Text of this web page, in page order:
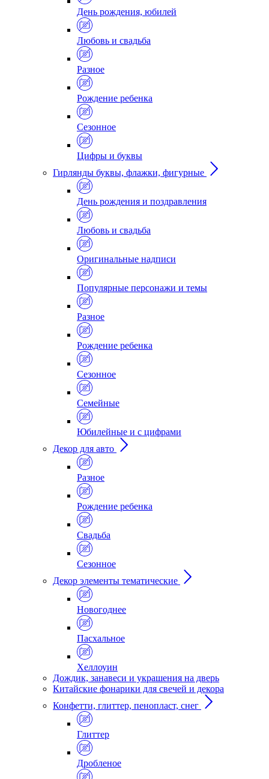
День рождения, юбилей
Любовь и свадьба
Разное
Рождение ребенка
Сезонное
Цифры и буквы
Гирлянды буквы, флажки, фигурные
День рождения и поздравления
Любовь и свадьба
Оригинальные надписи
Популярные персонажи и темы
Разное
Рождение ребенка
Сезонное
Семейные
Юбилейные и с цифрами
Декор для авто
Разное
Рождение ребенка
Свадьба
Сезонное
Декор элементы тематические
Новогоднее
Пасхальное
Хеллоуин
Дождик, занавеси и украшения на дверь
Китайские фонарики для свечей и декора
Конфетти, глиттер, пенопласт, снег
Глиттер
Дробленое